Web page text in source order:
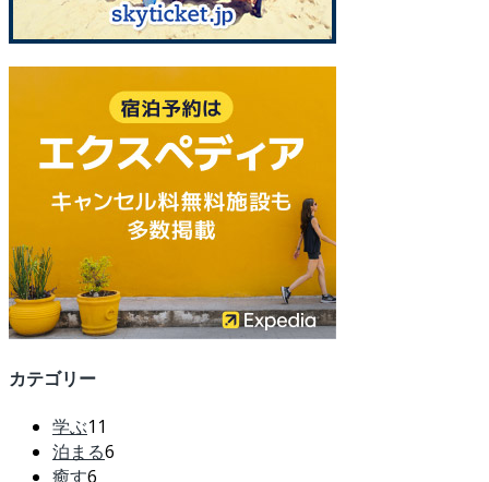
カテゴリー
学ぶ11
泊まる6
癒す6